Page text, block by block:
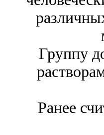
Группу
Ранее